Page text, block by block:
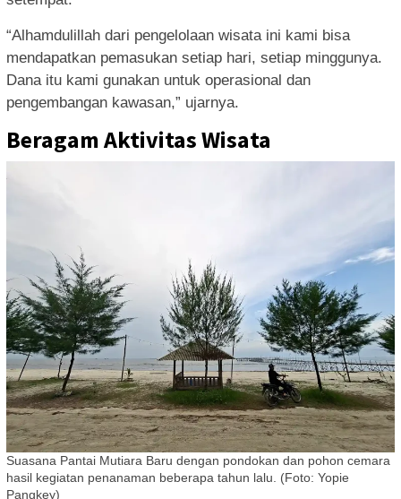
“Alhamdulillah dari pengelolaan wisata ini kami bisa
mendapatkan pemasukan setiap hari, setiap minggunya.
Dana itu kami gunakan untuk operasional dan
pengembangan kawasan,” ujarnya.
Beragam Aktivitas Wisata
Suasana Pantai Mutiara Baru dengan pondokan dan pohon cemara
hasil kegiatan penanaman beberapa tahun lalu. (Foto: Yopie
Pangkey)